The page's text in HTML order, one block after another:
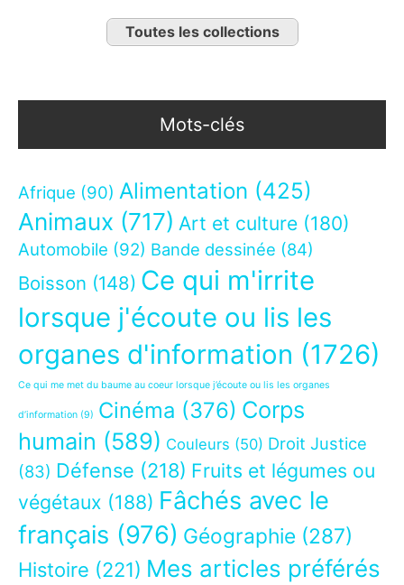
Toutes les collections
Mots-clés
Afrique (90) Alimentation (425)
Animaux (717) Art et culture (180)
Automobile (92) Bande dessinée (84)
Boisson (148) Ce qui m'irrite
lorsque j'écoute ou lis les
organes d'information (1726)
Ce qui me met du baume au coeur lorsque j’écoute ou lis les organes
d’information (9) Cinéma (376) Corps
humain (589) Couleurs (50) Droit Justice
(83) Défense (218) Fruits et légumes ou
végétaux (188) Fâchés avec le
français (976) Géographie (287)
Histoire (221) Mes articles préférés